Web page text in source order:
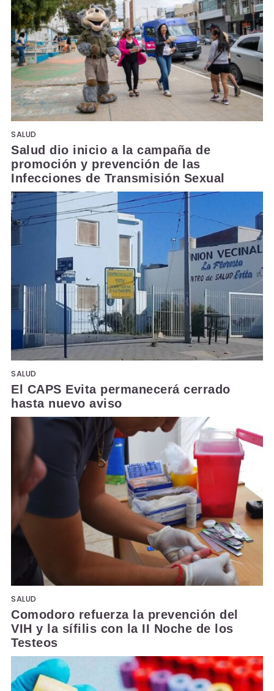
SALUD
Salud dio inicio a la campaña de
promoción y prevención de las
Infecciones de Transmisión Sexual
SALUD
El CAPS Evita permanecerá cerrado
hasta nuevo aviso
SALUD
Comodoro refuerza la prevención del
VIH y la sífilis con la II Noche de los
Testeos